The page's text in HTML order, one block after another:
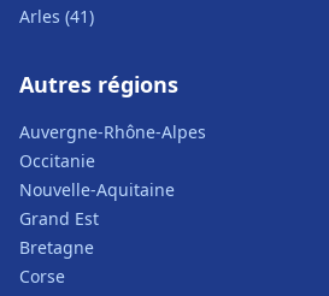
Arles (41)
Autres régions
Auvergne-Rhône-Alpes
Occitanie
Nouvelle-Aquitaine
Grand Est
Bretagne
Corse